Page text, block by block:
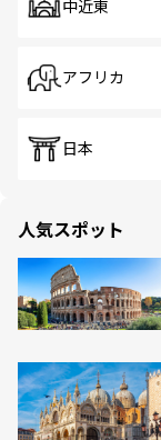
中近東
アフリカ
日本
人気スポット